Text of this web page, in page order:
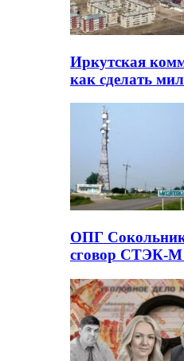
Иркутская
как сделать
ОПГ
сговор СТЭК-М